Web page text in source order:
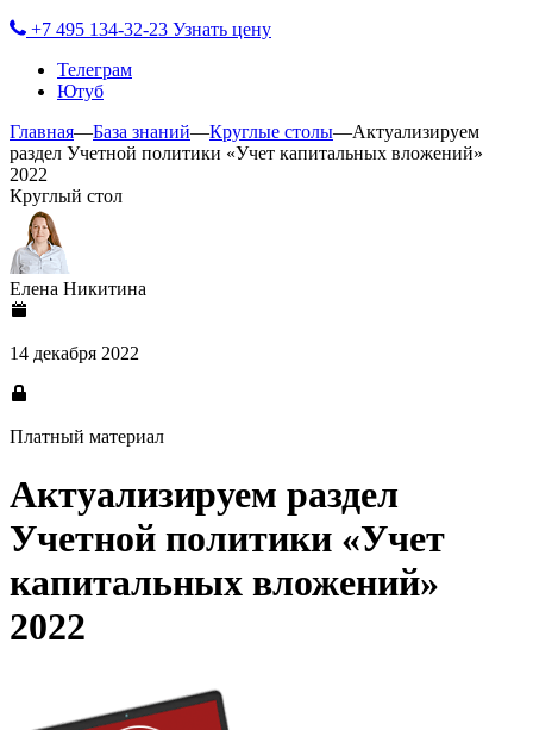
+7 495 134-32-23 Узнать цену
Телеграм
Ютуб
Главная—База знаний—Круглые столы—Актуализируем
раздел Учетной политики «Учет капитальных вложений»
2022
Круглый стол
Елена Никитина
14 декабря 2022
Платный материал
Актуализируем раздел
Учетной политики «Учет
капитальных вложений»
2022